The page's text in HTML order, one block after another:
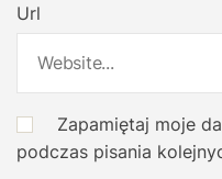
Url
Zapamiętaj moje
podczas pisania